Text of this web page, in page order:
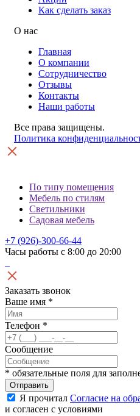
Как сделать заказ
О нас
Главная
О компании
Сотрудничество
Отзывы
Контакты
Наши работы
Все права защищены.
Политика
По типу помещения
Мебель по стилям
Светильники
Садовая мебель
+7 (926)-300-66-44
Часы работы с 8:00 до 20:00
Заказать звонок
Ваше имя *
Телефон *
Сообщение
* обязательные поля для
Отправить
Я прочитал Согласие на
и согласен с условиями